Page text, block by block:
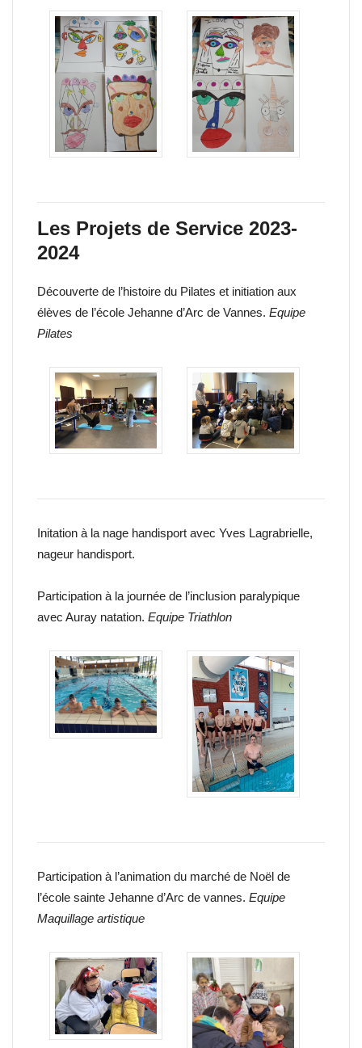
Les Projets de Service 2023-
2024
Découverte de l’histoire du Pilates et initiation aux
élèves de l’école Jehanne d’Arc de Vannes. Equipe
Pilates
Initation à la nage handisport avec Yves Lagrabrielle,
nageur handisport.
Participation à la journée de l’inclusion paralypique
avec Auray natation. Equipe Triathlon
Participation à l’animation du marché de Noël de
l’école sainte Jehanne d’Arc de vannes. Equipe
Maquillage artistique